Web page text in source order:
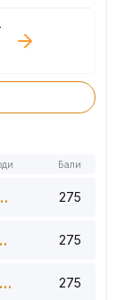
Бали
275
275
275